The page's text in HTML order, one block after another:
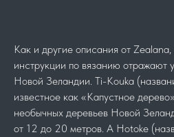
Как и другие описания от
инструкции по вязанию отражают
Новой Зеландии. Ti-Kouka
известное как «Капустное
необычных деревьев Новой
от 12 до 20 метров. А Hotoke